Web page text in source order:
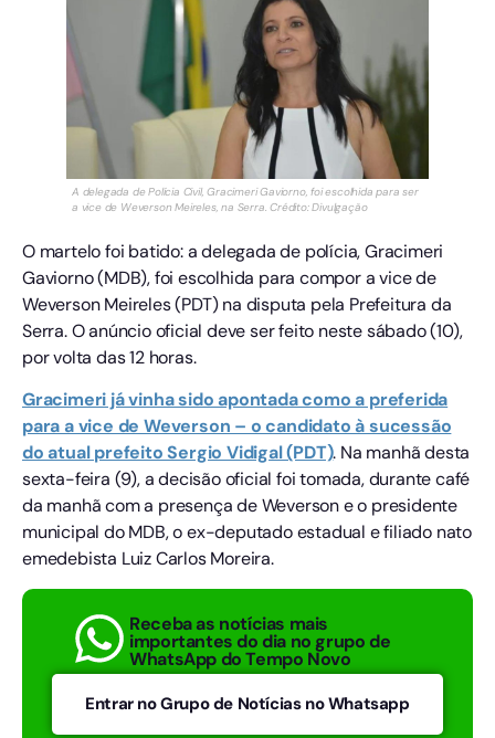
A delegada de Polícia Civil, Gracimeri Gaviorno, foi escolhida para ser
a vice de Weverson Meireles, na Serra. Crédito: Divulgação
O martelo foi batido: a delegada de polícia, Gracimeri
Gaviorno (MDB), foi escolhida para compor a vice de
Weverson Meireles (PDT) na disputa pela Prefeitura da
Serra. O anúncio oficial deve ser feito neste sábado (10),
por volta das 12 horas.
Gracimeri já vinha sido apontada como a preferida
para a vice de Weverson – o candidato à sucessão
do atual prefeito Sergio Vidigal (PDT). Na manhã desta
sexta-feira (9), a decisão oficial foi tomada, durante café
da manhã com a presença de Weverson e o presidente
municipal do MDB, o ex-deputado estadual e filiado nato
emedebista Luiz Carlos Moreira.
Receba as notícias mais
importantes do dia no grupo de
WhatsApp do Tempo Novo
Entrar no Grupo de Notícias no Whatsapp